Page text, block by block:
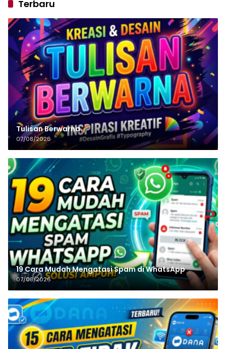
Terbaru
Tulisan‌‌‌‌‌‌‌‌‌‌‌‌‌‌‌‌ Berwarna
07/08/2026
19 Cara Mudah Mengatasi Spam di WhatsApp
07/08/2026